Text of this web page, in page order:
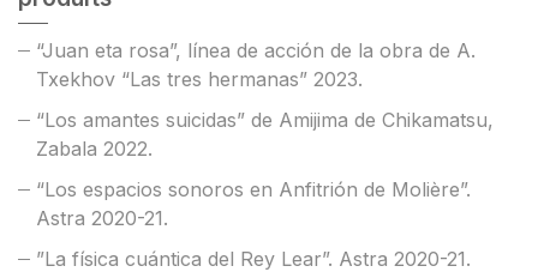
“Juan eta rosa”, línea de acción de la obra de A.
Txekhov “Las tres hermanas” 2023.
“Los amantes suicidas” de Amijima de Chikamatsu,
Zabala 2022.
“Los espacios sonoros en Anfitrión de Molière”.
Astra 2020-21.
”La física cuántica del Rey Lear”. Astra 2020-21.